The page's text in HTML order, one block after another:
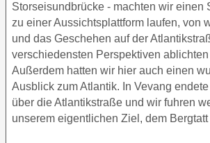
Storseisundbrücke - machten wir einen
zu einer Aussichtsplattform laufen, von
und das Geschehen auf der
verschiedensten Perspektiven
Außerdem hatten wir hier auch einen
Ausblick zum Atlantik. In Vevang
über die Atlantikstraße und wir fuhren
unserem eigentlichen Ziel, dem